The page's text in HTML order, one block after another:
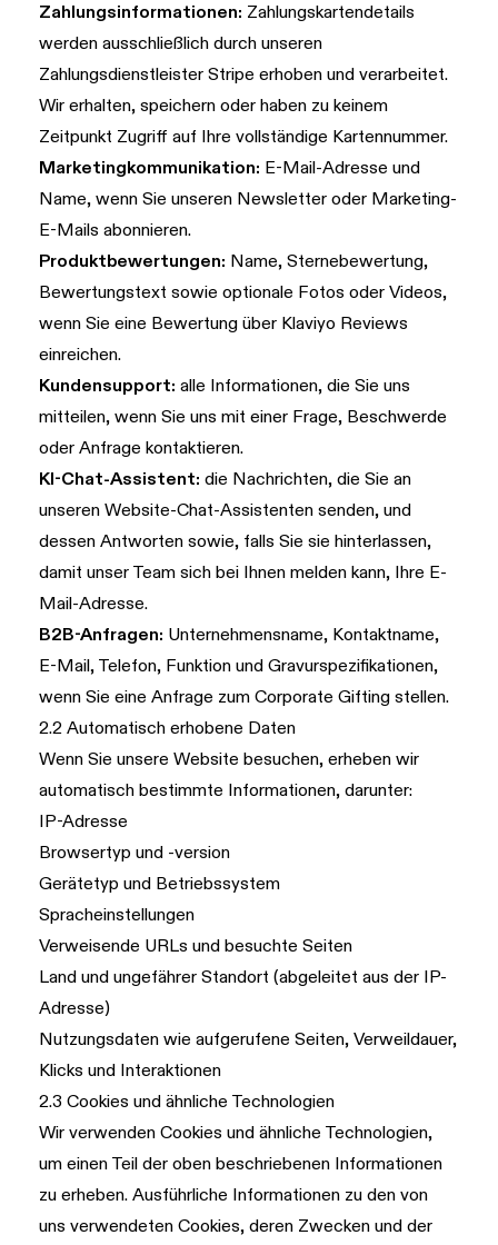
Zahlungsinformationen: Zahlungskartendetails
werden ausschließlich durch unseren
Zahlungsdienstleister Stripe erhoben und verarbeitet.
Wir erhalten, speichern oder haben zu keinem
Zeitpunkt Zugriff auf Ihre vollständige Kartennummer.
Marketingkommunikation: E-Mail-Adresse und
Name, wenn Sie unseren Newsletter oder Marketing-
E-Mails abonnieren.
Produktbewertungen: Name, Sternebewertung,
Bewertungstext sowie optionale Fotos oder Videos,
wenn Sie eine Bewertung über Klaviyo Reviews
einreichen.
Kundensupport: alle Informationen, die Sie uns
mitteilen, wenn Sie uns mit einer Frage, Beschwerde
oder Anfrage kontaktieren.
KI-Chat-Assistent: die Nachrichten, die Sie an
unseren Website-Chat-Assistenten senden, und
dessen Antworten sowie, falls Sie sie hinterlassen,
damit unser Team sich bei Ihnen melden kann, Ihre E-
Mail-Adresse.
B2B-Anfragen: Unternehmensname, Kontaktname,
E-Mail, Telefon, Funktion und Gravurspezifikationen,
wenn Sie eine Anfrage zum Corporate Gifting stellen.
2.2 Automatisch erhobene Daten
Wenn Sie unsere Website besuchen, erheben wir
automatisch bestimmte Informationen, darunter:
IP-Adresse
Browsertyp und -version
Gerätetyp und Betriebssystem
Spracheinstellungen
Verweisende URLs und besuchte Seiten
Land und ungefährer Standort (abgeleitet aus der IP-
Adresse)
Nutzungsdaten wie aufgerufene Seiten, Verweildauer,
Klicks und Interaktionen
2.3 Cookies und ähnliche Technologien
Wir verwenden Cookies und ähnliche Technologien,
um einen Teil der oben beschriebenen Informationen
zu erheben. Ausführliche Informationen zu den von
uns verwendeten Cookies, deren Zwecken und der